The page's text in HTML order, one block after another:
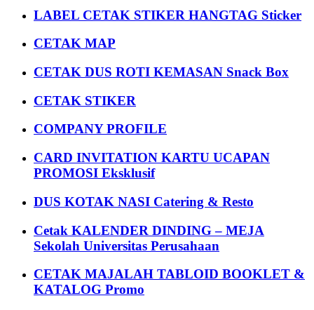
LABEL CETAK STIKER HANGTAG Sticker
CETAK MAP
CETAK DUS ROTI KEMASAN Snack Box
CETAK STIKER
COMPANY PROFILE
CARD INVITATION KARTU UCAPAN
PROMOSI Eksklusif
DUS KOTAK NASI Catering & Resto
Cetak KALENDER DINDING – MEJA
Sekolah Universitas Perusahaan
CETAK MAJALAH TABLOID BOOKLET &
KATALOG Promo